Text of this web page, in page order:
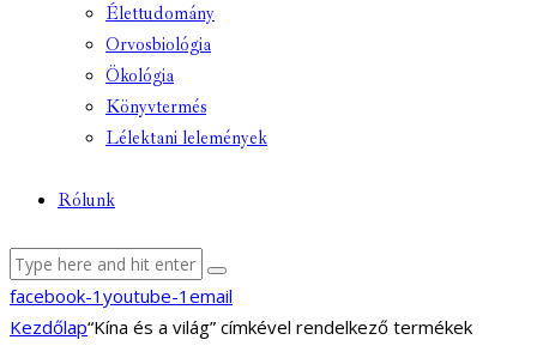
Élettudomány
Orvosbiológia
Ökológia
Könyvtermés
Lélektani lelemények
Rólunk
facebook-1 youtube-1 email
Kezdőlap“Kína és a világ” címkével rendelkező termékek